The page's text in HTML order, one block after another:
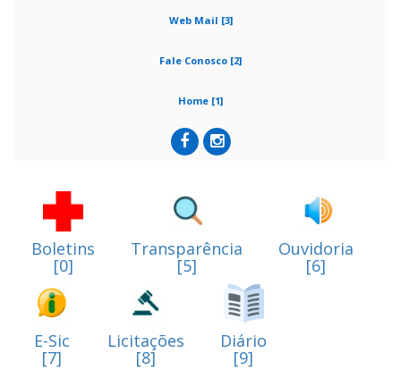
Web Mail [3]
Fale Conosco [2]
Home [1]
Boletins
[0]
Transparência
[5]
Ouvidoria
[6]
E-Sic
[7]
Licitações
[8]
Diário
[9]